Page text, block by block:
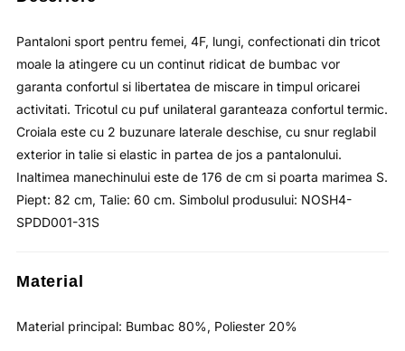
Pantaloni sport pentru femei, 4F, lungi, confectionati din tricot
moale la atingere cu un continut ridicat de bumbac vor
garanta confortul si libertatea de miscare in timpul oricarei
activitati. Tricotul cu puf unilateral garanteaza confortul termic.
Croiala este cu 2 buzunare laterale deschise, cu snur reglabil
exterior in talie si elastic in partea de jos a pantalonului.
Inaltimea manechinului este de 176 de cm si poarta marimea S.
Piept: 82 cm, Talie: 60 cm. Simbolul produsului: NOSH4-
SPDD001-31S
Material
Material principal: Bumbac 80%, Poliester 20%